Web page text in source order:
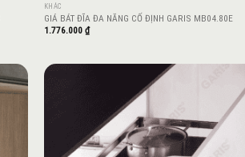
KHÁC
GIÁ BÁT ĐĨA ĐA NĂNG CỐ ĐỊNH GARIS MB04.80E
1.776.000 ₫
Add to
wishlist